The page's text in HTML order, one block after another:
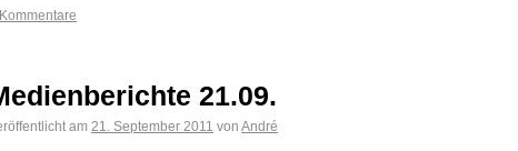
21.09.
am 21. September 2011 von André